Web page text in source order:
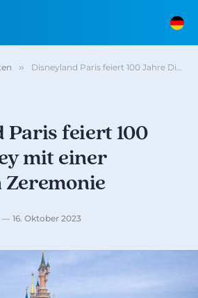
» Disneyland Paris feiert 100 Jahre Disney mit einer einmaligen Zeremonie
Paris feiert 100
mit einer
Zeremonie
16. Oktober 2023